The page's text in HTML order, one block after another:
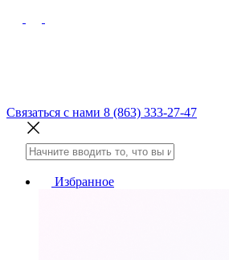
Связаться с нами 8 (863) 333-27-47
Избранное